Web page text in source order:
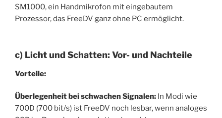
SM1000, ein Handmikrofon mit eingebautem
Prozessor, das FreeDV ganz ohne PC ermöglicht.
c) Licht und Schatten: Vor- und Nachteile
Vorteile:
Überlegenheit bei schwachen Signalen: In Modi wie
700D (700 bit/s) ist FreeDV noch lesbar, wenn analoges